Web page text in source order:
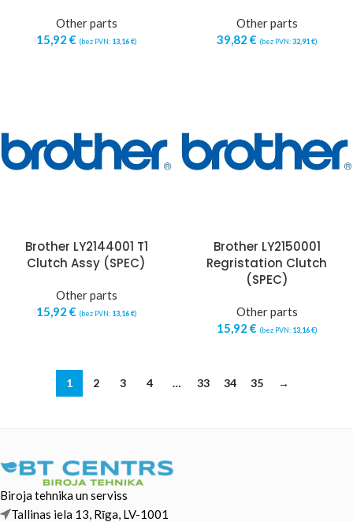
Other parts
15,92 € (bez PVN: 13,16€)
Other parts
39,82 € (bez PVN:32,91 €)
Brother LY2144001 T1
Clutch Assy (SPEC)
Other parts
15,92 € (bez PVN: 13,16€)
Brother LY2150001
Regristation Clutch
(SPEC)
Other parts
15,92 € (bez PVN: 13,16€)
1 2 3 4 … 33 34 35 →
Biroja tehnika un serviss
Tallinas iela 13, Rīga, LV-1001